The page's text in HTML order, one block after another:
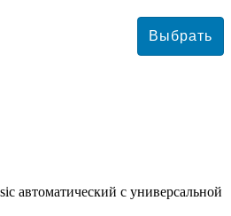
автоматический с универсальной